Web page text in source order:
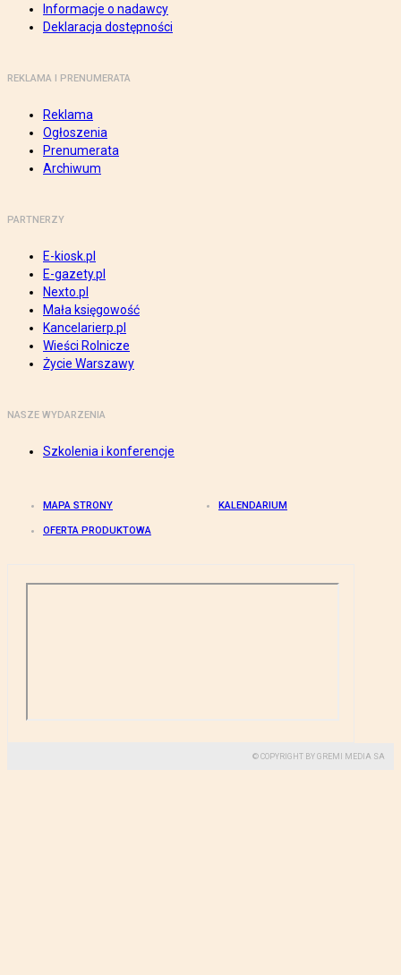
Informacje o nadawcy
Deklaracja dostępności
REKLAMA I PRENUMERATA
Reklama
Ogłoszenia
Prenumerata
Archiwum
PARTNERZY
E-kiosk.pl
E-gazety.pl
Nexto.pl
Mała księgowość
Kancelarierp.pl
Wieści Rolnicze
Życie Warszawy
NASZE WYDARZENIA
Szkolenia i konferencje
MAPA STRONY KALENDARIUM
OFERTA PRODUKTOWA
© COPYRIGHT BY GREMI MEDIA SA